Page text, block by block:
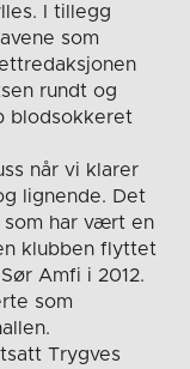
I tillegg
som
rundt og
blodsokkeret
når vi klarer
lignende. Det
som har vært en
klubben flyttet
Amfi i 2012.
som
Trygves